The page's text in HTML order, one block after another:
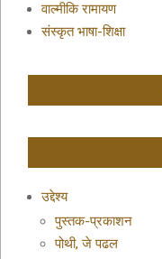
वाल्मीकि रामायण
संस्कृत भाषा-शिक्षा
उद्देश्य
पुस्तक-प्रकाशन
पोथी, जे पढल